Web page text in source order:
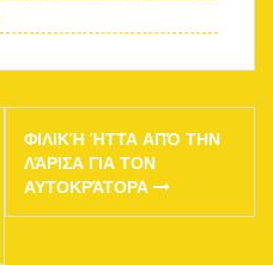
ΦΙΛΙΚΉ ΉΤΤΑ ΑΠΌ ΤΗΝ
ΛΆΡΙΣΑ ΓΙΑ ΤΟΝ
ΑΥΤΟΚΡΆΤΟΡΑ